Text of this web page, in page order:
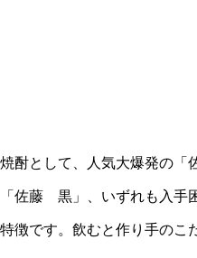
酎として、人気大爆発の「
佐藤 黒」、いずれも入手
徴です。飲むと作り手のこ